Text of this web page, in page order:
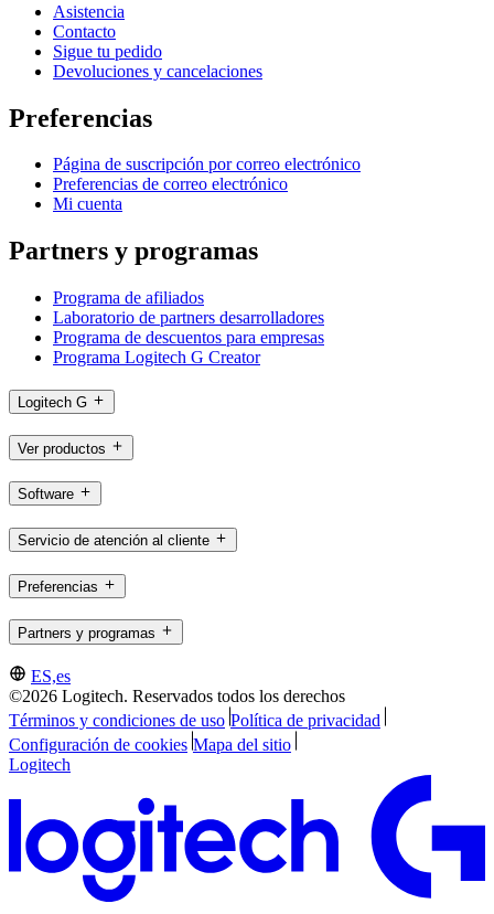
Asistencia
Contacto
Sigue tu pedido
Devoluciones y cancelaciones
Preferencias
Página de suscripción por correo electrónico
Preferencias de correo electrónico
Mi cuenta
Partners y programas
Programa de afiliados
Laboratorio de partners desarrolladores
Programa de descuentos para empresas
Programa Logitech G Creator
Logitech G
Ver productos
Software
Servicio de atención al cliente
Preferencias
Partners y programas
ES,es
©2026 Logitech. Reservados todos los derechos
Términos y condiciones de uso Política de privacidad
Configuración de cookies Mapa del sitio
Logitech